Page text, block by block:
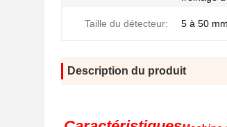
Taille du détecteur: 5 à 50 mm
Description du produit